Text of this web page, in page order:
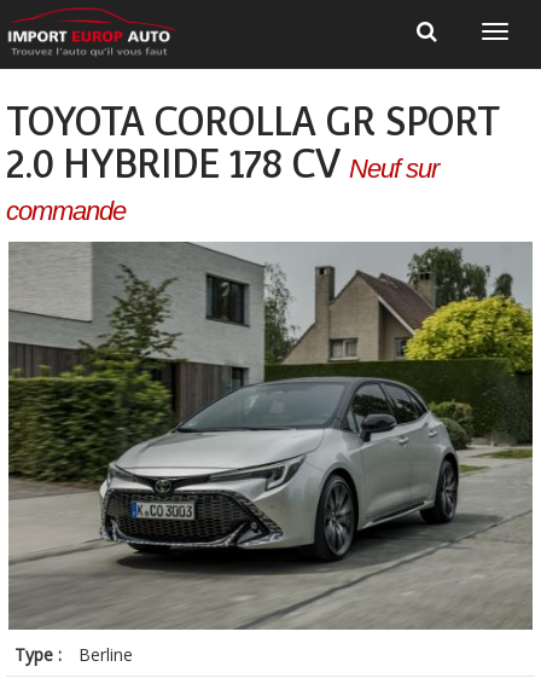
TOYOTA COROLLA GR SPORT
2.0 HYBRIDE 178 CV Neuf sur
commande
Type :
Berline